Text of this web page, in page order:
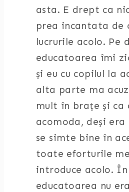
asta. E drept ca
prea incantata de
lucrurile acolo. Pe
educatoarea îmi
și eu cu copilul la
alta parte ma
mult în brațe și ca
acomoda, deși
se simte bine în
toate eforturile
introduce acolo. În
educatoarea nu